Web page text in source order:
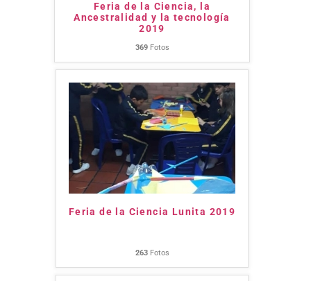
Feria de la Ciencia, la
Ancestralidad y la tecnología
2019
369Fotos
Feria de la Ciencia Lunita 2019
263Fotos